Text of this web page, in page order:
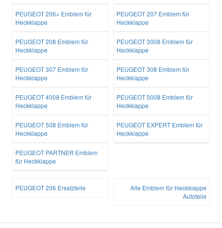
PEUGEOT 206+ Emblem für
Heckklappe
PEUGEOT 207 Emblem für
Heckklappe
PEUGEOT 208 Emblem für
Heckklappe
PEUGEOT 3008 Emblem für
Heckklappe
PEUGEOT 307 Emblem für
Heckklappe
PEUGEOT 308 Emblem für
Heckklappe
PEUGEOT 4008 Emblem für
Heckklappe
PEUGEOT 5008 Emblem für
Heckklappe
PEUGEOT 508 Emblem für
Heckklappe
PEUGEOT EXPERT Emblem für
Heckklappe
PEUGEOT PARTNER Emblem
für Heckklappe
PEUGEOT 206 Ersatzteile
Alle Emblem für Heckklappe
Autoteile